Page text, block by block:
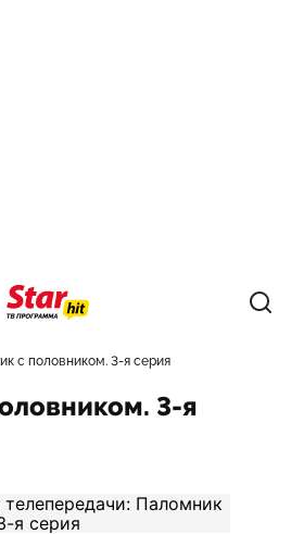
с половником. 3-я серия
3-я